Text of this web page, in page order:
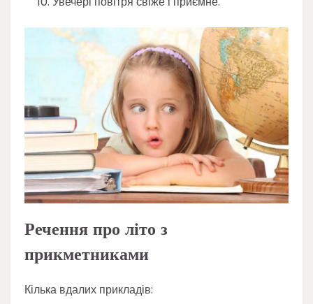
Речення про літо з
прикметниками
Кілька вдалих прикладів: